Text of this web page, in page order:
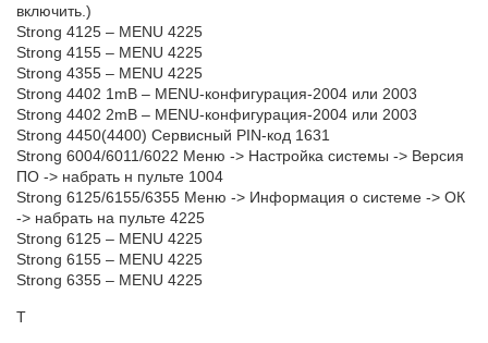
включить.)
Strong 4125 – MENU 4225
Strong 4155 – MENU 4225
Strong 4355 – MENU 4225
Strong 4402 1mB – MENU-конфигурация-2004 или 2003
Strong 4402 2mB – MENU-конфигурация-2004 или 2003
Strong 4450(4400) Сервисный PIN-код 1631
Strong 6004/6011/6022 Меню -> Настройка системы -> Версия
ПО -> набрать н пульте 1004
Strong 6125/6155/6355 Меню -> Информация о системе -> ОК
-> набрать на пульте 4225
Strong 6125 – MENU 4225
Strong 6155 – MENU 4225
Strong 6355 – MENU 4225
T